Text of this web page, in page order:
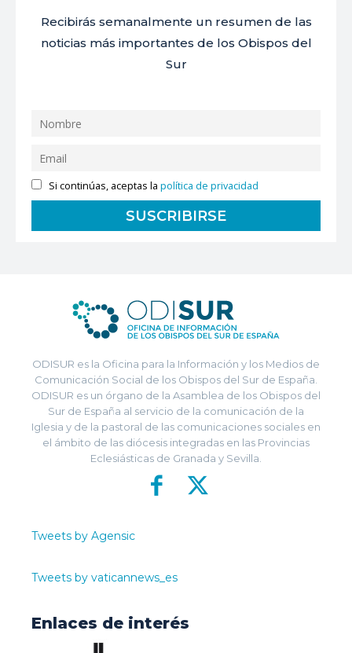
Recibirás semanalmente un resumen de las
noticias más importantes de los Obispos del
Sur
Si continúas, aceptas lapolítica de privacidad
ODISUR es la Oficina para la Información y los Medios de
Comunicación Social de los Obispos del Sur de España.
ODISUR es un órgano de la Asamblea de los Obispos del
Sur de España al servicio de la comunicación de la
Iglesia y de la pastoral de las comunicaciones sociales en
el ámbito de las diócesis integradas en las Provincias
Eclesiásticas de Granada y Sevilla.
Tweets by Agensic
Tweets by vaticannews_es
Enlaces de interés